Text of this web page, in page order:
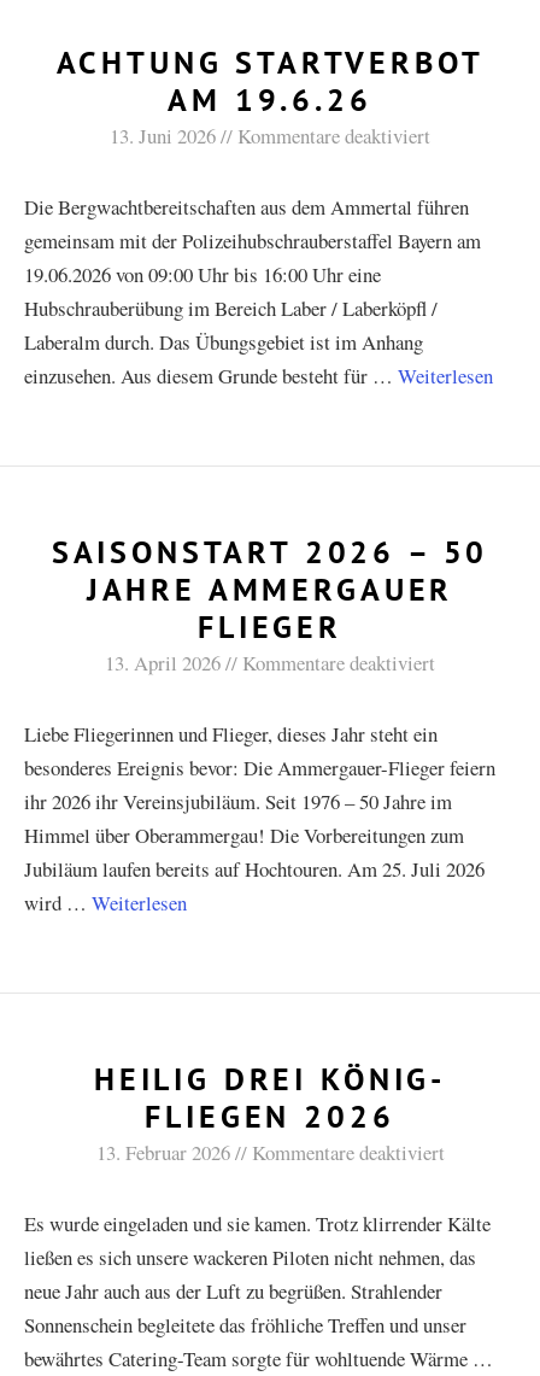
ACHTUNG STARTVERBOT
AM 19.6.26
13. Juni 2026 Kommentare deaktiviert
Die Bergwachtbereitschaften aus dem Ammertal führen
gemeinsam mit der Polizeihubschrauberstaffel Bayern am
19.06.2026 von 09:00 Uhr bis 16:00 Uhr eine
Hubschrauberübung im Bereich Laber / Laberköpfl /
Laberalm durch. Das Übungsgebiet ist im Anhang
einzusehen. Aus diesem Grunde besteht für … Weiterlesen
SAISONSTART 2026 – 50
JAHRE AMMERGAUER
FLIEGER
13. April 2026 Kommentare deaktiviert
Liebe Fliegerinnen und Flieger, dieses Jahr steht ein
besonderes Ereignis bevor: Die Ammergauer-Flieger feiern
ihr 2026 ihr Vereinsjubiläum. Seit 1976 – 50 Jahre im
Himmel über Oberammergau! Die Vorbereitungen zum
Jubiläum laufen bereits auf Hochtouren. Am 25. Juli 2026
wird … Weiterlesen
HEILIG DREI KÖNIG-
FLIEGEN 2026
13. Februar 2026 Kommentare deaktiviert
Es wurde eingeladen und sie kamen. Trotz klirrender Kälte
ließen es sich unsere wackeren Piloten nicht nehmen, das
neue Jahr auch aus der Luft zu begrüßen. Strahlender
Sonnenschein begleitete das fröhliche Treffen und unser
bewährtes Catering-Team sorgte für wohltuende Wärme …